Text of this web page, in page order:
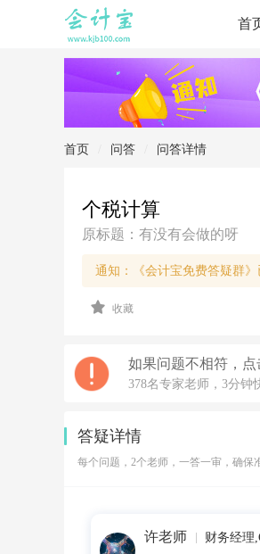
首
首页 问答 问答详情
个税计算
原标题：有没有会做的呀
通知：《会计宝免费答疑群
5/
5
2
6:
收藏
如果问题不相符，点
378名专家老师，3分钟
答疑详情
每个问题，2个老师，一答一审，确保
许老师 财务经理